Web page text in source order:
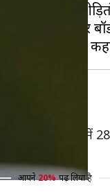
प्रियंका गांधी
मिर्जापुर
थी। इस विवाद
आपने 20% पढ़ लिया है